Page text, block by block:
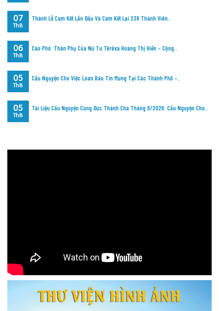
Thánh Lễ Cam Kết Lần Đầu Và Cam Kết Lại 238 Thành Viên..
07
Th8
Cáo Phó: Thân Phụ Của Nữ Tu Têrêxa Hoàng Thị Hiển – Cộng..
06
Th8
Cầu Nguyện Cho Việc Loan Báo Tin Mừng Tại Các Thành Phố –..
05
Th8
Tài Liệu Cầu Nguyện Cùng Đức Thánh Cha Tháng 8/2026: Cầu Nguyện Cho..
05
Th8